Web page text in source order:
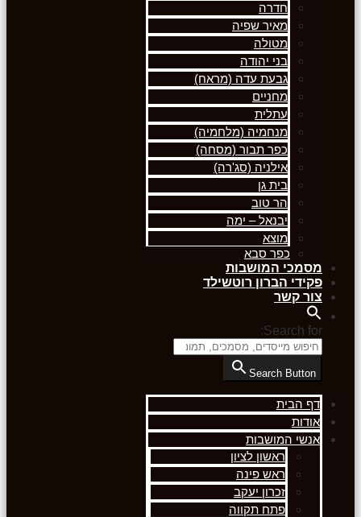
חדרה
מאיר שפיה
מטולה
בני יהודה
גבעת עדה (מראח)
מחניים
עתלית
מנחמיה (מלחמיה)
כפר תבור (מסחה)
אילניה (סג'רה)
בית גן
הר טוב
יבנאל – ימה
מוצא
כפר סבא
מסמכי המושבות
פקידי הברון רוטשילד
צור קשר
Search for:
Search Button
דף הבית
אודות
אנשי המושבות
ראשון לציון
ראש פינה
זכרון יעקב
פתח תקווה